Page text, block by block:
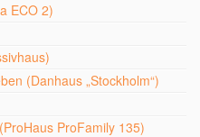
ECO 2)
(Danhaus „Stockholm“)
ProFamily 135)